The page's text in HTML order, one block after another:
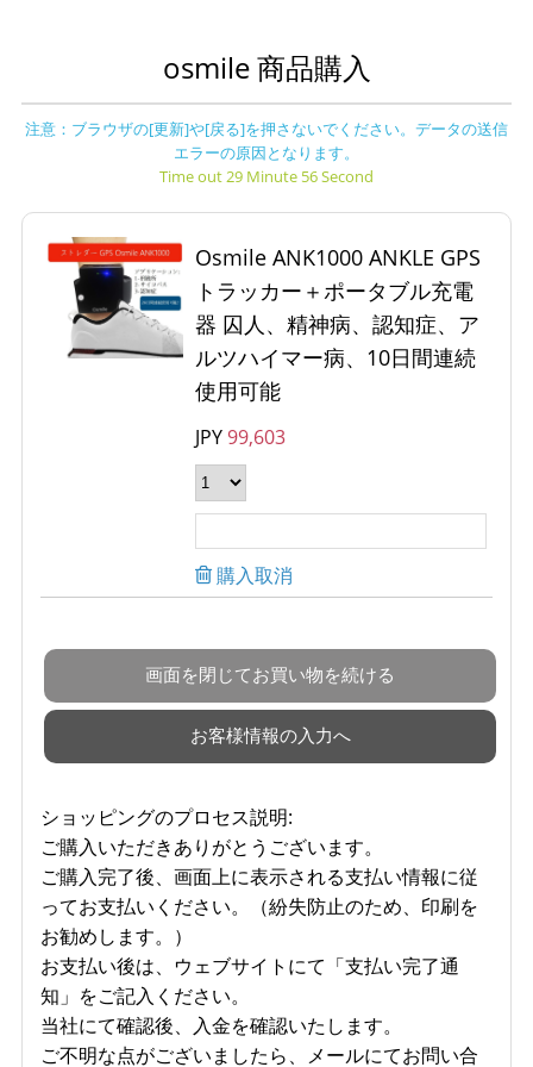
osmile 商品購入
注意：ブラウザの[更新]や[戻る]を押さないでください。データの送信
エラーの原因となります。
Time out 29 Minute 56 Second
Osmile ANK1000 ANKLE GPS
トラッカー＋ポータブル充電
器 囚人、精神病、認知症、ア
ルツハイマー病、10日間連続
使用可能
JPY99,603
購入取消
ショッピングのプロセス説明:
ご購入いただきありがとうございます。
ご購入完了後、画面上に表示される支払い情報に従
ってお支払いください。（紛失防止のため、印刷を
お勧めします。）
お支払い後は、ウェブサイトにて「支払い完了通
知」をご記入ください。
当社にて確認後、入金を確認いたします。
ご不明な点がございましたら、メールにてお問い合